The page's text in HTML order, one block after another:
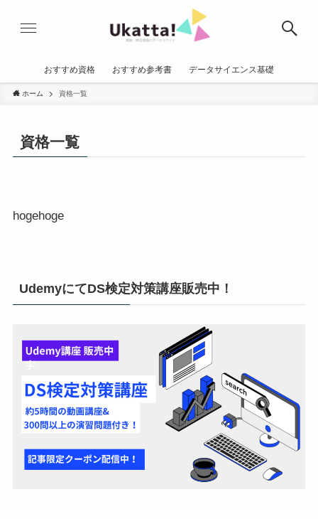
おすすめ資格 おすすめ参考書 データサイエンス基礎
ホーム 資格一覧
資格一覧
hogehoge
UdemyにてDS検定対策講座販売中！